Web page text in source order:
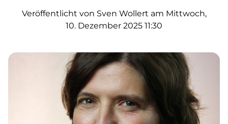
Veröffentlicht von Sven Wollert am Mittwoch,
10. Dezember 2025 11:30